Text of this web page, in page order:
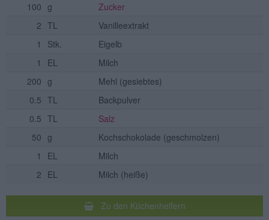
100 g
Zucker
2 TL
Vanilleextrakt
1
Stk.
Eigelb
1
EL
Milch
200 g Mehl (gesiebtes)
0.5 TL
Backpulver
0.5 TL
Salz
50 g Kochschokolade (geschmolzen)
1
EL
Milch
2 EL Milch (heiße)
Zu den Küchenhelfern